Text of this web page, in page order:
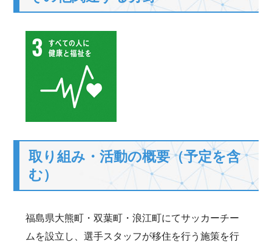
取り組み・活動の概要（予定を含
む）
福島県大熊町・双葉町・浪江町にてサッカーチー
ムを設立し、選手スタッフが移住を行う施策を行